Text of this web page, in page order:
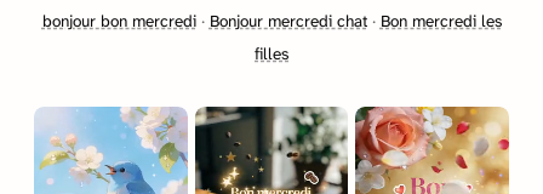
bonjour bon mercredi· Bonjour mercredi chat· Bon mercredi les
filles